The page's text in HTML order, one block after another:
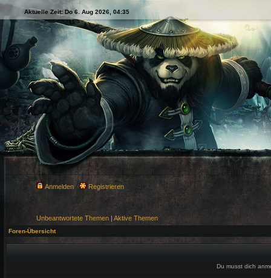
Aktuelle Zeit: Do 6. Aug 2026, 04:35
Anmelden Registrieren
Unbeantwortete Themen | Aktive Themen
Foren-Übersicht
Du musst dich